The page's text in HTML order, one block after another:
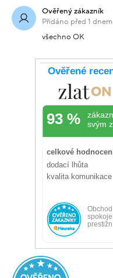
Ověřený zákazník
Přidáno před 1 dnem
všechno OK